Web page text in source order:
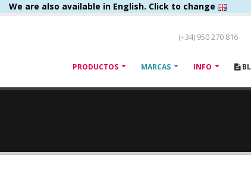
We are also available in English. Click to change
(+34) 950 270 816
PRODUCTOS MARCAS INFO